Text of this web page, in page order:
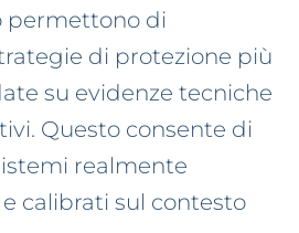
permettono di
di protezione più
su evidenze tecniche
Questo consente di
realmente
calibrati sul contesto